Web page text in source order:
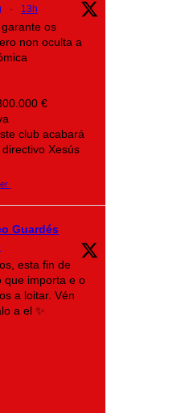
· 13h
garante os
non oculta a
€
club acabará
Xesús
Guardés
esta fin de
que importa e o
a loitar. Vén
a el ✨